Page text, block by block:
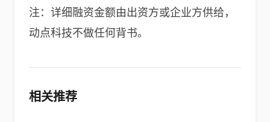
注：详细融资金额由出资方或企业方供给，
动点科技不做任何背书。
相关推荐